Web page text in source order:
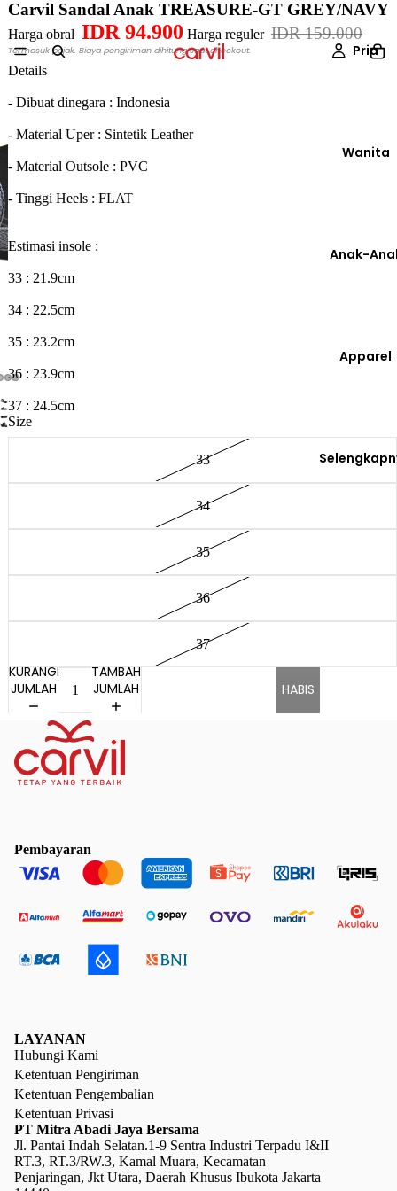
Pria
Wanita
Anak-
Apparel
Carvil Sandal Anak TREASURE-GT GREY/NAVY
Harga obral IDR 94.900 Harga reguler IDR 159.000
Termasuk pajak. Biaya pengiriman dihitung saat checkout.
Details
- Dibuat dinegara : Indonesia
- Material Uper : Sintetik Leather
- Material Outsole : PVC
- Tinggi Heels : FLAT
Estimasi insole :
33 : 21.9cm
34 : 22.5cm
35 : 23.2cm
36 : 23.9cm
37 : 24.5cm
Size
33
34
35
36
37
KURANGI
JUMLAH
TAMBAH
JUMLAH
HABIS
Pembayaran
LAYANAN
Hubungi Kami
Ketentuan Pengiriman
Ketentuan Pengembalian
Ketentuan Privasi
PT Mitra Abadi Jaya Bersama
Jl. Pantai Indah Selatan.1-9 Sentra Industri Terpadu I&II
RT.3, RT.3/RW.3, Kamal Muara, Kecamatan
Penjaringan, Jkt Utara, Daerah Khusus Ibukota Jakarta